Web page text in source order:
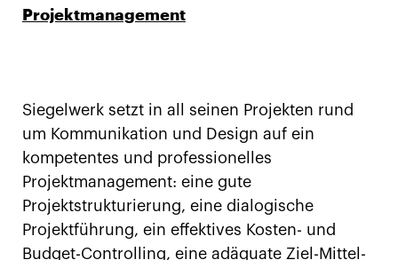
Projektmanagement
Siegelwerk setzt in all seinen Projekten rund
um Kommunikation und Design auf ein
kompetentes und professionelles
Projektmanagement: eine gute
Projektstrukturierung, eine dialogische
Projektführung, ein effektives Kosten- und
Budget-Controlling, eine adäquate Ziel-Mittel-